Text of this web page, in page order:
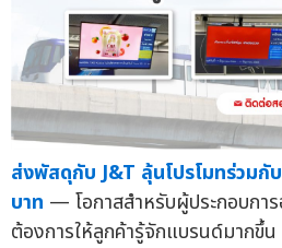
ส่งพัสดุกับ J&T ลุ้นโปรโมทร่วมกั
บาท — โอกาสสำหรับผู้ประกอบกา
ต้องการให้ลูกค้ารู้จักแบรนด์มากขึ้น